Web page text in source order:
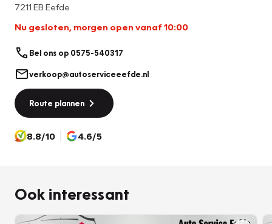
7211 EB Eefde
Nu gesloten, morgen open vanaf 10:00
Bel ons op 0575-540317
verkoop@autoserviceeefde.nl
Route plannen
8.8/10 4.6/5
Ook interessant